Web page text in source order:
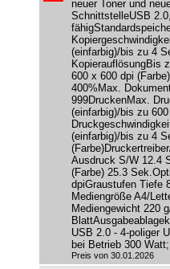
neuer Toner und
SchnittstelleUSB
(einfarbig)/bis zu 4
KopierauflösungBis
600 x 600 dpi
400%Max.
999DruckenMax.
(einfarbig)/bis zu
(einfarbig)/bis zu 4
Ausdruck S/W 12.4
(Farbe) 25.3
dpiGraustufen Tiefe
Mediengröße A4/
Mediengewicht 220
USB 2.0 - 4-poliger
bei Betrieb 300 Watt;
Preis von 30.01.2026